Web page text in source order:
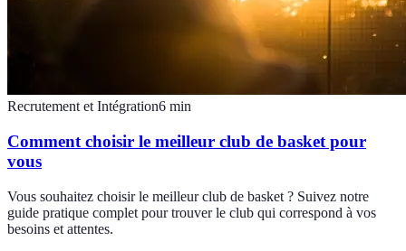
Recrutement et Intégration6 min
Comment choisir le meilleur club de basket pour
vous
Vous souhaitez choisir le meilleur club de basket ? Suivez notre
guide pratique complet pour trouver le club qui correspond à vos
besoins et attentes.